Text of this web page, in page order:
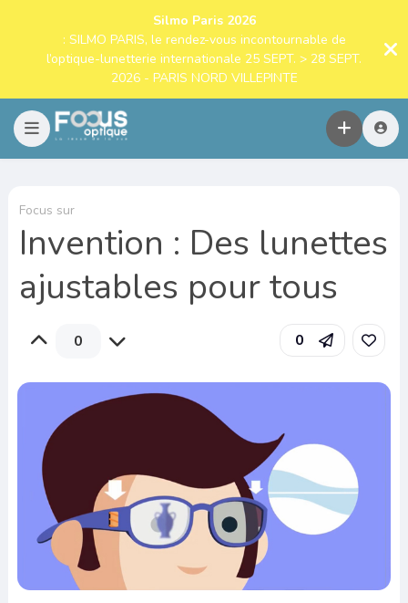
Silmo Paris 2026
: SILMO PARIS, le rendez-vous incontournable de
l’optique-lunetterie internationale 25 SEPT. > 28 SEPT.
2026 - PARIS NORD VILLEPINTE
Focus sur
Invention : Des lunettes
ajustables pour tous
0 0